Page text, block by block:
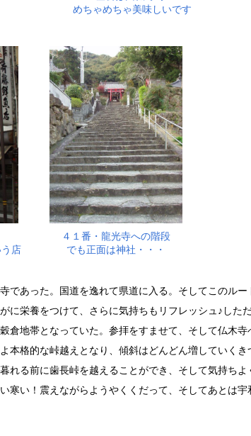
めちゃめちゃ美味しいです
店
４１番・龍光寺への階段
でも正面は神社・・・
あった。国道を逸れて県道に入る。そしてこのルー
に栄養をつけて、さらに気持ちもリフレッシュ♪した
倉地帯となっていた。参拝をすませて、そして仏木寺
本格的な峠越えとなり、傾斜はどんどん増していくき
れる前に歯長峠を越えることができ、そして気持ちよ
寒い！震えながらようやくくだって、そしてあとは宇